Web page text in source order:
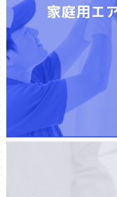
家庭用エ